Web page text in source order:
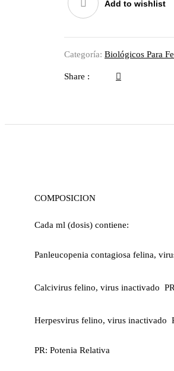
Add to wishlist
Categoría: Biológicos Para
Share :
COMPOSICION
Cada ml (dosis) contiene:
Panleucopenia contagiosa felina,
Calcivirus felino, virus inactivado
Herpesvirus felino, virus inactivado
PR: Potenia Relativa